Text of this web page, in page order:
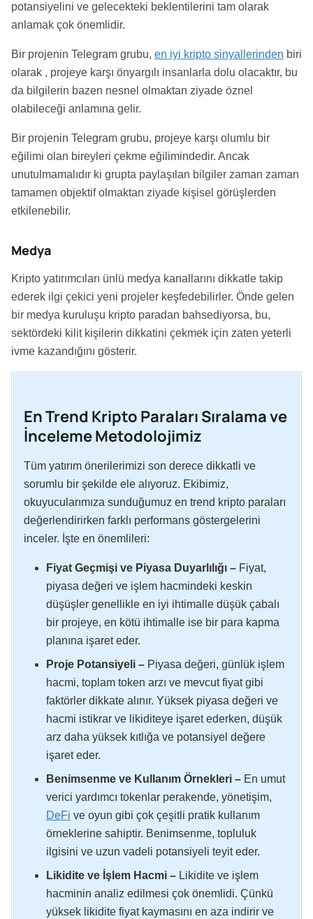
potansiyelini ve gelecekteki beklentilerini tam olarak
anlamak çok önemlidir.
Bir projenin Telegram grubu, en iyi kripto sinyallerinden biri
olarak , projeye karşı önyargılı insanlarla dolu olacaktır, bu
da bilgilerin bazen nesnel olmaktan ziyade öznel
olabileceği anlamına gelir.
Bir projenin Telegram grubu, projeye karşı olumlu bir
eğilimi olan bireyleri çekme eğilimindedir. Ancak
unutulmamalıdır ki grupta paylaşılan bilgiler zaman zaman
tamamen objektif olmaktan ziyade kişisel görüşlerden
etkilenebilir.
Medya
Kripto yatırımcıları ünlü medya kanallarını dikkatle takip
ederek ilgi çekici yeni projeler keşfedebilirler. Önde gelen
bir medya kuruluşu kripto paradan bahsediyorsa, bu,
sektördeki kilit kişilerin dikkatini çekmek için zaten yeterli
ivme kazandığını gösterir.
En Trend Kripto Paraları Sıralama ve
İnceleme Metodolojimiz
Tüm yatırım önerilerimizi son derece dikkatli ve
sorumlu bir şekilde ele alıyoruz. Ekibimiz,
okuyucularımıza sunduğumuz en trend kripto paraları
değerlendirirken farklı performans göstergelerini
inceler. İşte en önemlileri:
Fiyat Geçmişi ve Piyasa Duyarlılığı – Fiyat,
piyasa değeri ve işlem hacmindeki keskin
düşüşler genellikle en iyi ihtimalle düşük çabalı
bir projeye, en kötü ihtimalle ise bir para kapma
planına işaret eder.
Proje Potansiyeli – Piyasa değeri, günlük işlem
hacmi, toplam token arzı ve mevcut fiyat gibi
faktörler dikkate alınır. Yüksek piyasa değeri ve
hacmi istikrar ve likiditeye işaret ederken, düşük
arz daha yüksek kıtlığa ve potansiyel değere
işaret eder.
Benimsenme ve Kullanım Örnekleri – En umut
verici yardımcı tokenlar perakende, yönetişim,
DeFi ve oyun gibi çok çeşitli pratik kullanım
örneklerine sahiptir. Benimsenme, topluluk
ilgisini ve uzun vadeli potansiyeli teyit eder.
Likidite ve İşlem Hacmi – Likidite ve işlem
hacminin analiz edilmesi çok önemlidi. Çünkü
yüksek likidite fiyat kaymasını en aza indirir ve